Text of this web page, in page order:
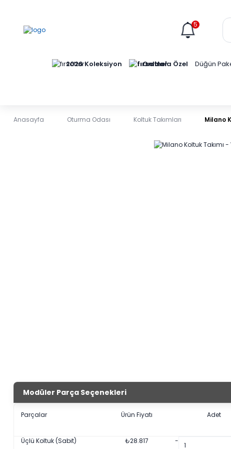
5
2026 Koleksiyon Online'a Özel Düğün
Anasayfa Oturma Odası Koltuk Takımları Milano
Modüler Parça Seçenekleri
Parçalar Ürün Fiyatı Adet
Üçlü Koltuk (Sabit) ₺28.817 -